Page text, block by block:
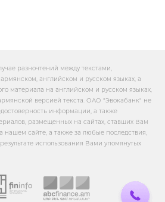
разночтений между текстами,
английском и русском языках, а
материала на английском и русском языках,
версией текста. ОАО "Эвокабанк" не
информации, а также
размещенных на сайтах, ставших Вам
нашем сайте, а также за любые последствия,
использования Вами упомянутых